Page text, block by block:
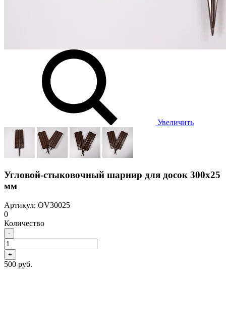
Увеличить
Угловой-стыковочный шарнир для досок 300х25
мм
Артикул: OV30025
0
Количество
-
+
500 руб.